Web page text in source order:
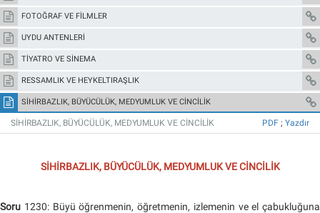
FOTOĞRAF VE FİLMLER
UYDU ANTENLERİ
TİYATRO VE SİNEMA
RESSAMLIK VE HEYKELTIRAŞLIK
SİHİRBAZLIK, BÜYÜCÜLÜK, MEDYUMLUK VE CİNCİLİK
SİHİRBAZLIK, BÜYÜCÜLÜK, MEDYUMLUK VE CİNCİLİK Yazdır
;
PDF
SİHİRBAZLIK, BÜYÜCÜLÜK, MEDYUMLUK VE CİNCİLİK
Soru 1230: Büyü öğrenmenin, öğretmenin, izlemenin ve el çabukluğuna